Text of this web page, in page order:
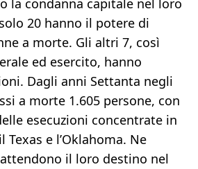
la condanna capitale nel loro
20 hanno il potere di
a morte. Gli altri 7, così
ed esercito, hanno
Dagli anni Settanta negli
a morte 1.605 persone, con
esecuzioni concentrate in
e l’Oklahoma. Ne
il loro destino nel